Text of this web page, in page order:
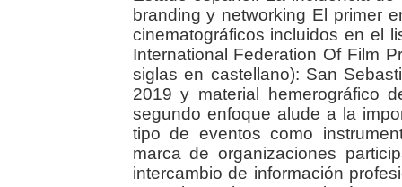
branding y networking El primer
cinematográficos incluidos en el
International Federation Of Film
siglas en castellano): San
2019 y material hemerográfico
segundo enfoque alude a la
tipo de eventos como
marca de organizaciones
intercambio de información